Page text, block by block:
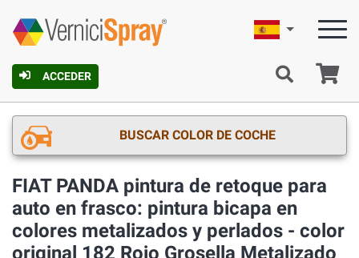
ACCEDER
Español
BUSCAR COLOR DE COCHE
FIAT PANDA pintura de retoque para
auto en frasco: pintura bicapa en
colores metalizados y perlados - color
original 182 Rojo Grosella Metalizado